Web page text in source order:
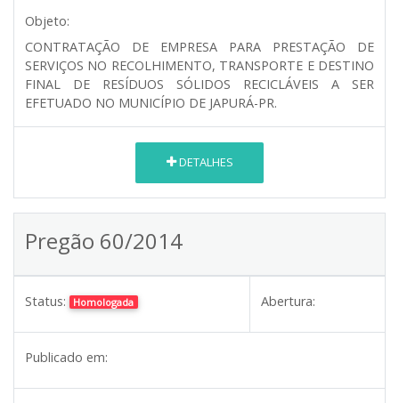
Objeto:
CONTRATAÇÃO DE EMPRESA PARA PRESTAÇÃO DE
SERVIÇOS NO RECOLHIMENTO, TRANSPORTE E DESTINO
FINAL DE RESÍDUOS SÓLIDOS RECICLÁVEIS A SER
EFETUADO NO MUNICÍPIO DE JAPURÁ-PR.
DETALHES
Pregão 60/2014
Status: Homologada Abertura:
Publicado em: